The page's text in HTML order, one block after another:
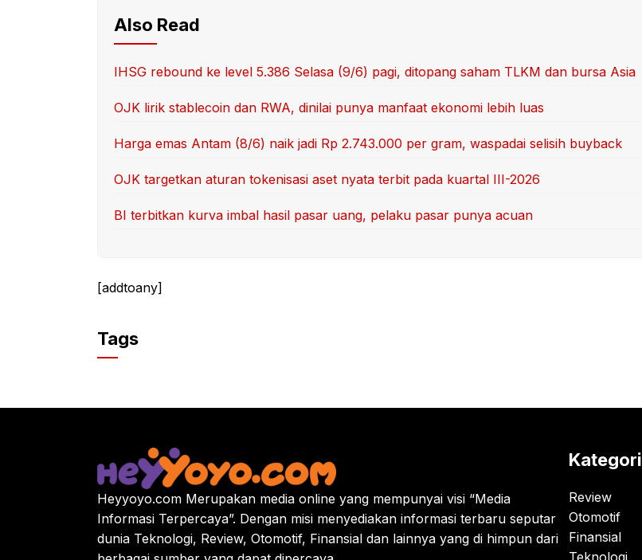
Also Read
IHSG rebound ke level 5.386 Selasa (9/6) pagi, ditopang saham TLKM dan bursa Asia
OJK lirik stablecoin dan RWA, dinilai punya manfaat ekonomi lebih luas
Harga emas Antam (8/6) naik jadi Rp 2.743.000 per gram, waspadai selisih buyback
OJK targetkan aturan tokenisasi aset nyata terbit pada kuartal III-2026
BI terbitkan kurva imbal hasil pasar uang, pelaku pasar punya acuan
[addtoany]
Tags
Heyyoyo.com Merupakan media online yang mempunyai visi “Media
Informasi Terpercaya”. Dengan misi menyediakan informasi terbaru seputar
dunia Teknologi, Review, Otomotif, Finansial dan lainnya yang di himpun dari
Kategori
Review
Otomotif
Finansial
Teknologi